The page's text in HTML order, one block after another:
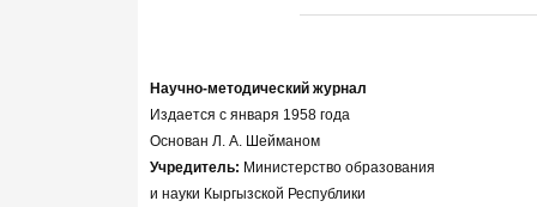
Научно-методический журнал
Издается с января 1958 года
Основан Л. А. Шейманом
Учредитель: Министерство образования
и науки Кыргызской Республики